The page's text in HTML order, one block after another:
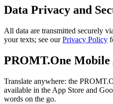
Data Privacy and
All data are transmitted securely
your texts; see ourPrivacy Policy
PROMT.One
Translate anywhere: the
available in the App Store and
words on the go.